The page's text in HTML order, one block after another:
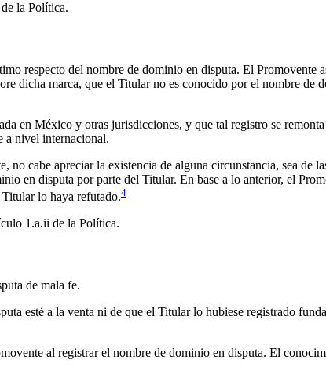
la Política.
respecto del nombre de dominio en disputa. El Promovente
dicha marca, que el Titular no es conocido por el nombre de
en México y otras jurisdicciones, y que tal registro se
a nivel internacional.
cabe apreciar la existencia de alguna circunstancia, sea de
en disputa por parte del Titular. En base a lo anterior, el
lo haya refutado.4
1.a.ii de la Política.
de mala fe.
esté a la venta ni de que el Titular lo hubiese registrado
al registrar el nombre de dominio en disputa. El